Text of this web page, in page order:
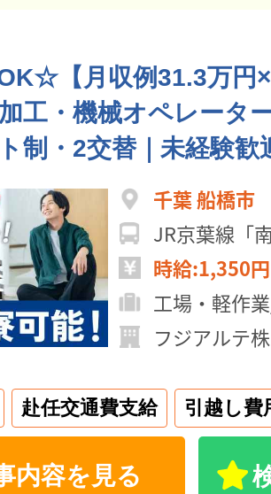
【月収例31.3万円
工・機械オペレータ
制・2交替｜未経験歓
千葉 船橋市
時給:1,350
工場・軽作
フジアルテ
赴任交通費支給 引越し費
内容を見る